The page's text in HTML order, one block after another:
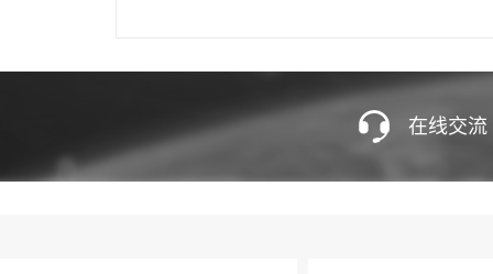
在线交流